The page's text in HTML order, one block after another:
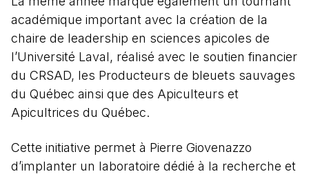
académique important avec la création de la
chaire de leadership en sciences apicoles de
l’Université Laval, réalisé avec le soutien financier
du CRSAD, les Producteurs de bleuets sauvages
du Québec ainsi que des Apiculteurs et
Apicultrices du Québec.
Cette initiative permet à Pierre Giovenazzo
d’implanter un laboratoire dédié à la recherche et